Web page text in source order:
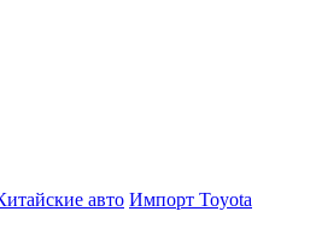
авто Импорт Toyota